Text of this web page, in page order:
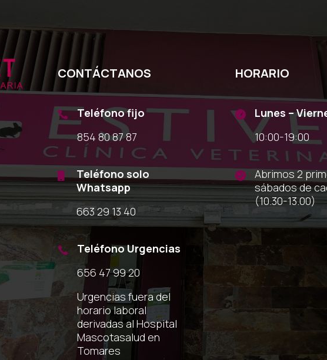
CONTÁCTANOS

Teléfono fijo
854 80 87 87
Teléfono solo
Whatsapp
663 29 13 40

Teléfono Urgencias
656 47 99 20
Urgencias fuera del
horario laboral
derivadas al Hospital
Mascotasalud en
Tomares
HORARIO

Lunes –
10:00-19:00

Abrimos 2
sábados de
(10.30-13.00)